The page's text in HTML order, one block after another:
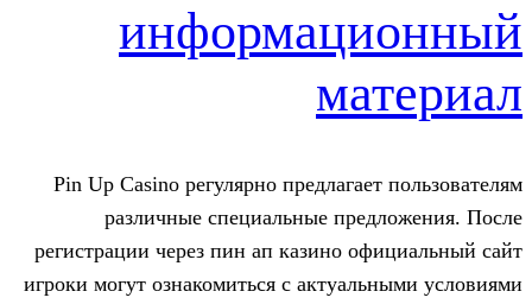
Pin Up Casino регулярно
различные специальные
регистрации через пин ап казино
игроки могут ознакомиться с